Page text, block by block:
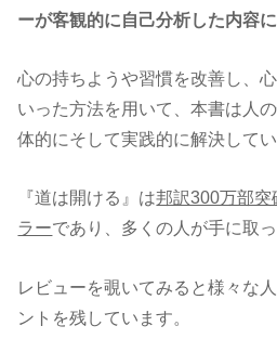
ーが客観的に自己分析した内容に
心の持ちようや習慣を改善し、
いった方法を用いて、本書は人
体的にそして実践的に解決してい
『道は開ける』は邦訳300万部突
ラーであり、多くの人が手に取
レビューを覗いてみると様々な
ントを残しています。